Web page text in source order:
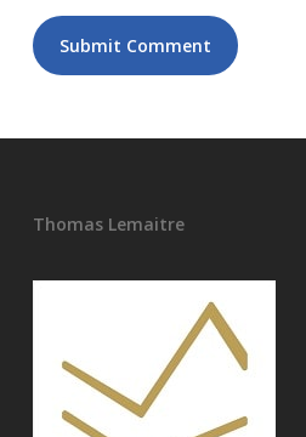
Thomas Lemaitre